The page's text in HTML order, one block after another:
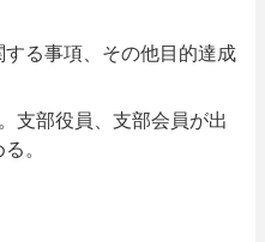
る事項、その他目的達成
支部役員、支部会員が出
。